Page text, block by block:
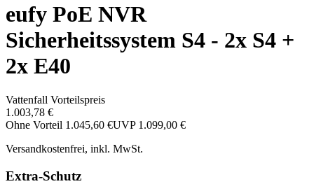
eufy PoE NVR
Sicherheitssystem S4 - 2x S4 +
2x E40
Vattenfall Vorteilspreis
1.003,78 €
Ohne Vorteil 1.045,60 €UVP 1.099,00 €
Versandkostenfrei, inkl. MwSt.
Extra-Schutz